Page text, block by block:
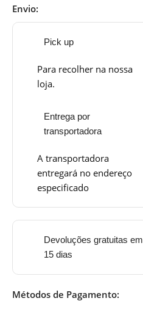
Envio:
Pick up
Para recolher na nossa
loja.
Entrega por
transportadora
A transportadora
entregará no endereço
especificado
Devoluções gratuitas em
15 dias
Métodos de Pagamento: